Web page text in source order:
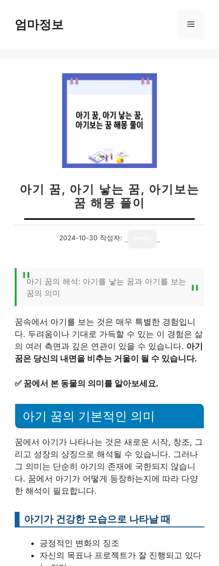
엄마정보 메
아기 꿈, 아기 낳는 꿈, 아기보는
꿈 해몽 풀이
2024-10-30 작성자:
아기 꿈의 해석: 아기를 낳는 꿈과 아기를 보는
꿈의 의미
꿈속에서 아기를 보는 것은 매우 특별한 경험입니
다. 두려움이나 기대로 가득할 수 있는 이 경험은 삶
의 여러 측면과 깊은 연관이 있을 수 있습니다. 아기
꿈은 당신의 내면을 비추는 거울이 될 수 있습니다.
✅ 꿈에서 본 동물의 의미를 알아보세요.
아기 꿈의 기본적인 의미
꿈에서 아기가 나타나는 것은 새로운 시작, 창조, 그
리고 성장의 상징으로 해석될 수 있습니다. 그러나
그 의미는 단순히 아기의 존재에 국한되지 않습니
다. 꿈에서 아기가 어떻게 등장하는지에 따라 다양
한 해석이 필요합니다.
아기가 건강한 모습으로 나타날 때
긍정적인 변화의 징조
자신의 목표나 프로젝트가 잘 진행되고 있다